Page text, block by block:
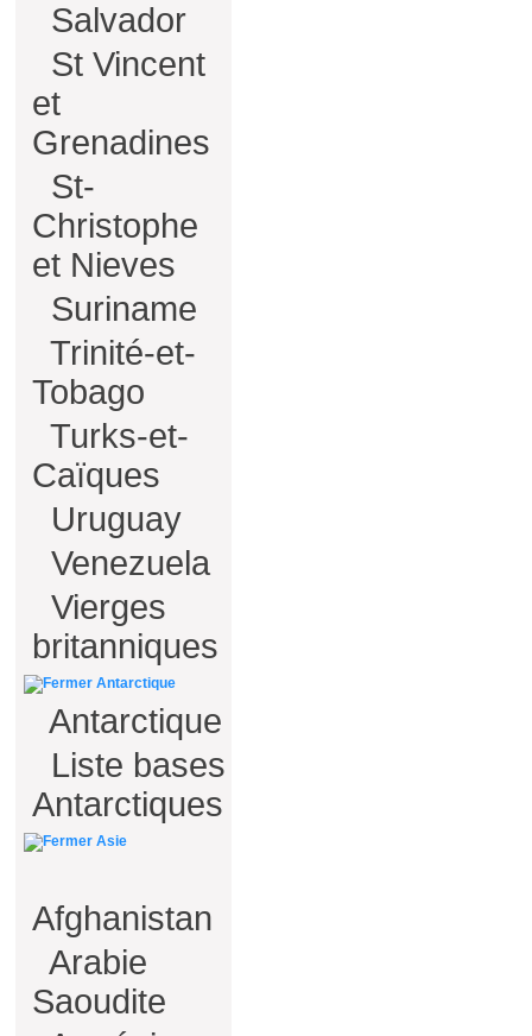
Salvador
St Vincent
et
Grenadines
St-
Christophe
et Nieves
Suriname
Trinité-et-
Tobago
Turks-et-
Caïques
Uruguay
Venezuela
Vierges
britanniques
Antarctique
Antarctique
Liste bases
Antarctiques
Asie
Afghanistan
Arabie
Saoudite